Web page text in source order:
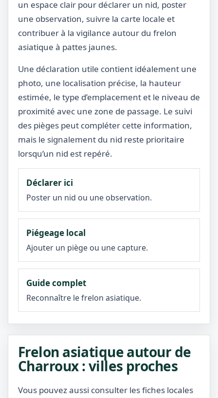
un espace clair pour déclarer un nid, poster
une observation, suivre la carte locale et
contribuer à la vigilance autour du frelon
asiatique à pattes jaunes.
Une déclaration utile contient idéalement une
photo, une localisation précise, la hauteur
estimée, le type d’emplacement et le niveau de
proximité avec une zone de passage. Le suivi
des pièges peut compléter cette information,
mais le signalement du nid reste prioritaire
lorsqu’un nid est repéré.
Déclarer ici
Poster un nid ou une observation.
Piégeage local
Ajouter un piège ou une capture.
Guide complet
Reconnaître le frelon asiatique.
Frelon asiatique autour de
Charroux : villes proches
Vous pouvez aussi consulter les fiches locales